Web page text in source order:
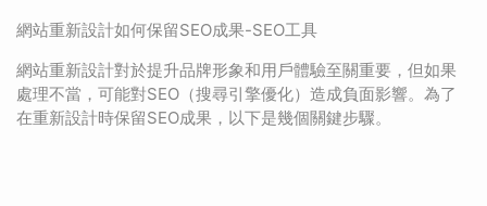
網站重新設計如何保留SEO成果-SEO工具
網站重新設計對於提升品牌形象和用戶體驗至關重要，但如果
處理不當，可能對SEO（搜尋引擎優化）造成負面影響。為了
在重新設計時保留SEO成果，以下是幾個關鍵步驟。